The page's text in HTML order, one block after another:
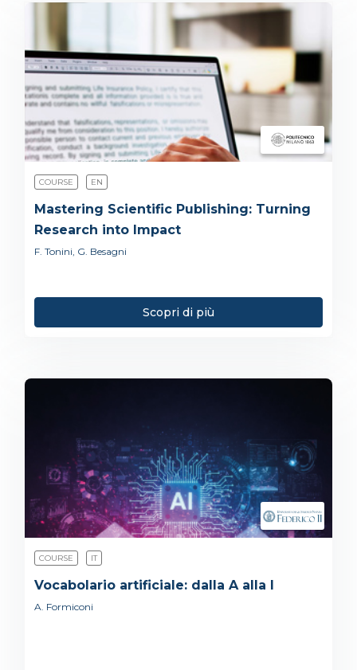
COURSE EN
Mastering Scientific Publishing: Turning
Research into Impact
F. Tonini, G. Besagni
Scopri di più
COURSE IT
Vocabolario artificiale: dalla A alla I
A. Formiconi